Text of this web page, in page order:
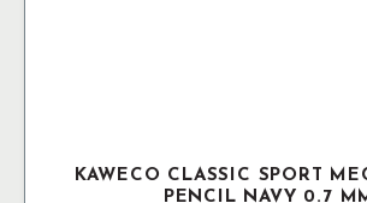
KAWECO CLASSIC SPORT
PENCIL NAVY 0.7